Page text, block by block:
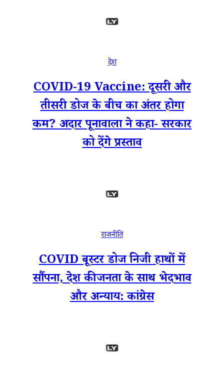
देश
COVID-19 Vaccine: दूसरी और
तीसरी डोज के बीच का अंतर होगा
कम? अदार पूनावाला ने कहा- सरकार
को देंगे प्रस्ताव
राजनीति
COVID बूस्टर डोज निजी हाथों में
सौंपना, देश की जनता के साथ भेदभाव
और अन्याय: कांग्रेस